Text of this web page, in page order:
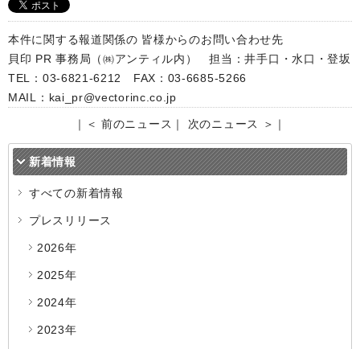
本件に関する報道関係の 皆様からのお問い合わせ先
貝印 PR 事務局（㈱アンティル内） 担当：井手口・水口・登坂
TEL：03-6821-6212 FAX：03-6685-5266
MAIL：kai_pr@vectorinc.co.jp
｜ ＜ 前のニュース ｜ 次のニュース ＞ ｜
新着情報
すべての新着情報
プレスリリース
2026年
2025年
2024年
2023年